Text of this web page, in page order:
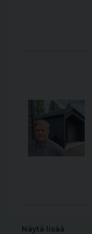
Näytä lisää